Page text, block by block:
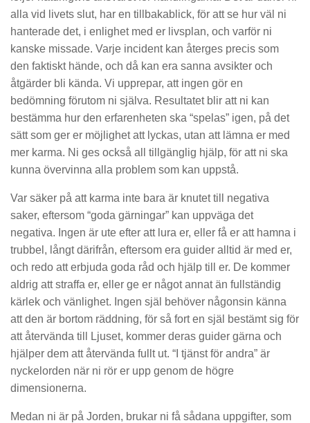
alla vid livets slut, har en tillbakablick, för att se hur väl ni
hanterade det, i enlighet med er livsplan, och varför ni
kanske missade. Varje incident kan återges precis som
den faktiskt hände, och då kan era sanna avsikter och
åtgärder bli kända. Vi upprepar, att ingen gör en
bedömning förutom ni själva. Resultatet blir att ni kan
bestämma hur den erfarenheten ska “spelas” igen, på det
sätt som ger er möjlighet att lyckas, utan att lämna er med
mer karma. Ni ges också all tillgänglig hjälp, för att ni ska
kunna övervinna alla problem som kan uppstå.
Var säker på att karma inte bara är knutet till negativa
saker, eftersom “goda gärningar” kan uppväga det
negativa. Ingen är ute efter att lura er, eller få er att hamna i
trubbel, långt därifrån, eftersom era guider alltid är med er,
och redo att erbjuda goda råd och hjälp till er. De kommer
aldrig att straffa er, eller ge er något annat än fullständig
kärlek och vänlighet. Ingen själ behöver någonsin känna
att den är bortom räddning, för så fort en själ bestämt sig för
att återvända till Ljuset, kommer deras guider gärna och
hjälper dem att återvända fullt ut. “I tjänst för andra” är
nyckelorden när ni rör er upp genom de högre
dimensionerna.
Medan ni är på Jorden, brukar ni få sådana uppgifter, som